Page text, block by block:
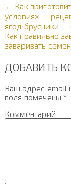
← Как
условиях —
ягод брусники —
Как правильно
заваривать
ДОБАВИТЬ
Ваш адрес email
поля помечены *
Комментарий